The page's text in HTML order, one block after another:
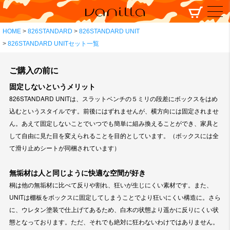
HOME 826STANDARD
826STANDARD UNIT
826STANDARD UNITセット一覧